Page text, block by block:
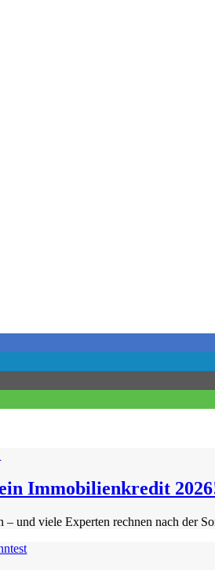
Immobilienkredit
und viele Experten rechnen nach der